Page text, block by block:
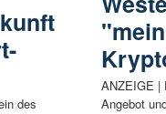
des
ANZEIGE |
Angebot